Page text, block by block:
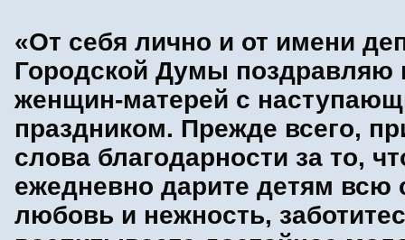
«От себя лично и от имени
Городской Думы поздравляю
женщин-матерей с
праздником. Прежде всего,
слова благодарности за то,
ежедневно дарите детям всю
любовь и нежность,